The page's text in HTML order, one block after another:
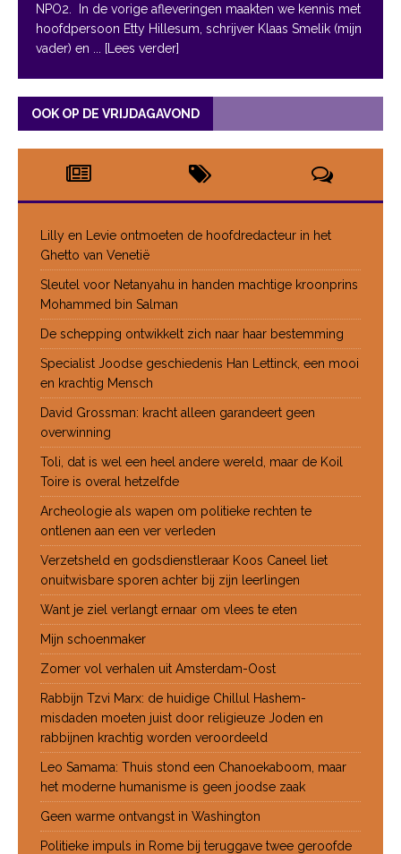
NPO2. In de vorige afleveringen maakten we kennis met
hoofdpersoon Etty Hillesum, schrijver Klaas Smelik (mijn
vader) en
... [Lees verder]
OOK OP DE VRIJDAGAVOND
Lilly en Levie ontmoeten de hoofdredacteur in het
Ghetto van Venetië
Sleutel voor Netanyahu in handen machtige kroonprins
Mohammed bin Salman
De schepping ontwikkelt zich naar haar bestemming
Specialist Joodse geschiedenis Han Lettinck, een mooi
en krachtig Mensch
David Grossman: kracht alleen garandeert geen
overwinning
Toli, dat is wel een heel andere wereld, maar de Koil
Toire is overal hetzelfde
Archeologie als wapen om politieke rechten te
ontlenen aan een ver verleden
Verzetsheld en godsdienstleraar Koos Caneel liet
onuitwisbare sporen achter bij zijn leerlingen
Want je ziel verlangt ernaar om vlees te eten
Mijn schoenmaker
Zomer vol verhalen uit Amsterdam-Oost
Rabbijn Tzvi Marx: de huidige Chillul Hashem-
misdaden moeten juist door religieuze Joden en
rabbijnen krachtig worden veroordeeld
Leo Samama: Thuis stond een Chanoekaboom, maar
het moderne humanisme is geen joodse zaak
Geen warme ontvangst in Washington
Politieke impuls in Rome bij teruggave twee geroofde